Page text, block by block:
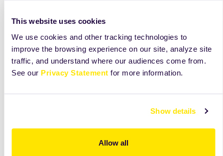
This website uses cookies
We use cookies and other tracking technologies to
improve the browsing experience on our site, analyze site
traffic, and understand where our audiences come from.
See our Privacy Statement for more information.
Show details
Allow all
Lasa-ne datele de contact si un reprezentant de
vanzari va lua legatura cu tine.